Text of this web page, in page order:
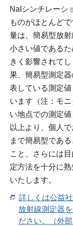
NaIシンチレーシ
ものがほとんど
量は、簡易型放
小さい値である
きく影響されて
果、簡易型測定
表している測定
います（注：モ
い地点での測定
以上より、個人
まで簡易型であ
こと、さらには
定方法を十分に
いたします。
詳しくは公益
放射線測定器
ださい。（外部